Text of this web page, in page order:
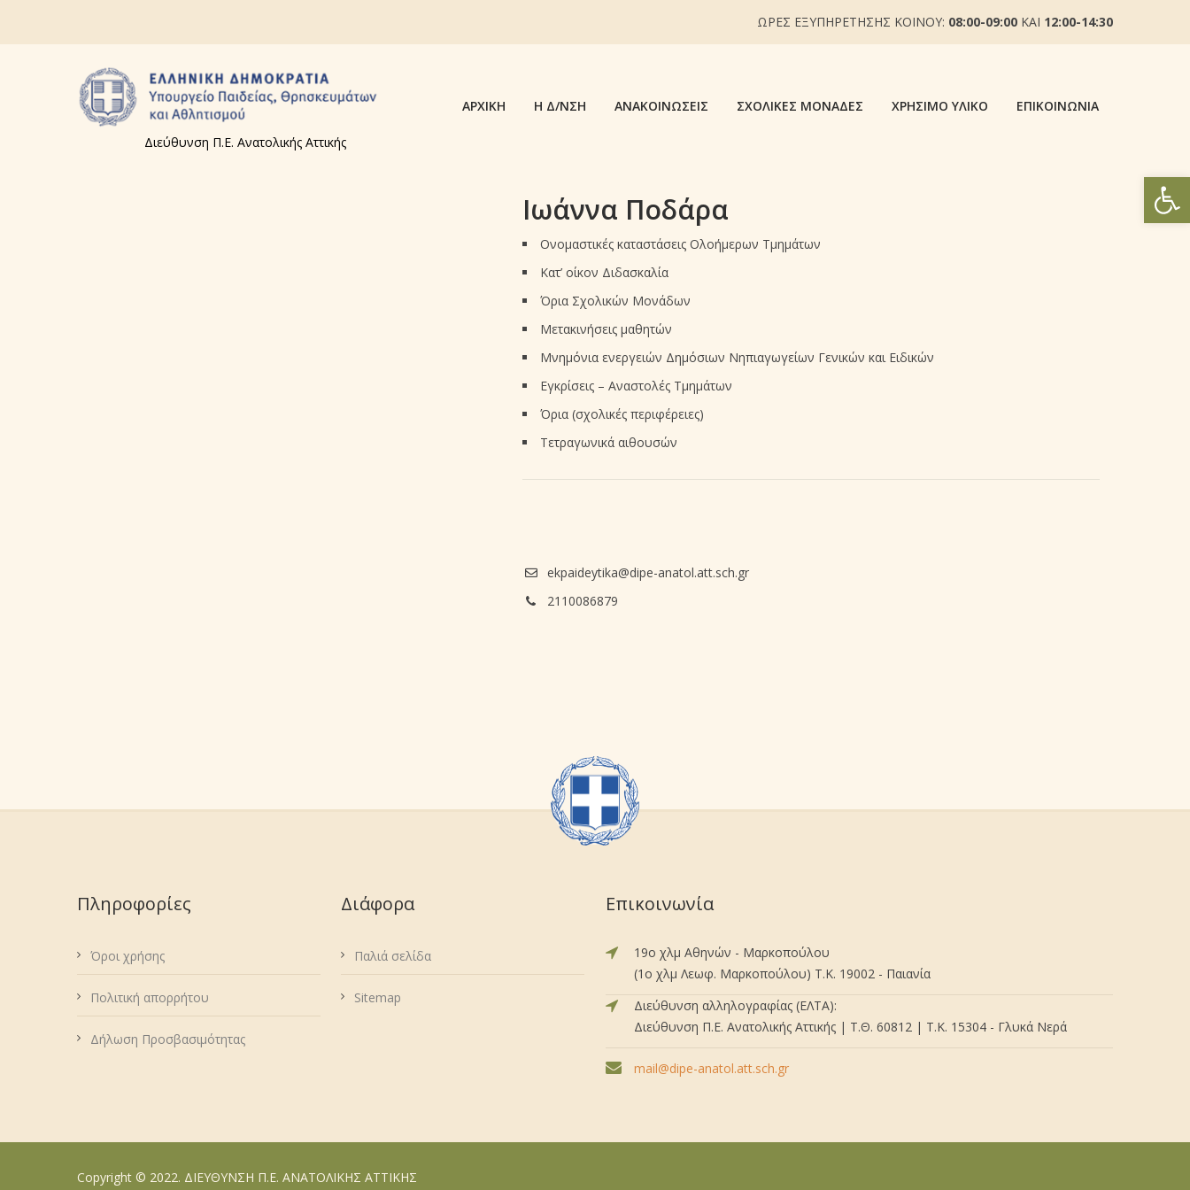
ΩΡΕΣ ΕΞΥΠΗΡΕΤΗΣΗΣ ΚΟΙΝΟΥ: 08:00-09:00 ΚΑΙ 12:00-14:30
Διεύθυνση Π.Ε. Ανατολικής Αττικής
ΑΡΧΙΚΉ Η Δ/ΝΣΗ ΑΝΑΚΟΙΝΏΣΕΙΣ ΣΧΟΛΙΚΈΣ ΜΟΝΆΔΕΣ ΧΡΉΣΙΜΟ ΥΛΙΚΌ ΕΠΙΚΟΙΝΩΝΊΑ
Ιωάννα Ποδάρα
Ονομαστικές καταστάσεις Ολοήμερων Τμημάτων
Κατ’ οίκον Διδασκαλία
Όρια Σχολικών Μονάδων
Μετακινήσεις μαθητών
Μνημόνια ενεργειών Δημόσιων Νηπιαγωγείων Γενικών και Ειδικών
Εγκρίσεις – Αναστολές Τμημάτων
Όρια (σχολικές περιφέρειες)
Τετραγωνικά αιθουσών
ekpaideytika@dipe-anatol.att.sch.gr
2110086879
Πληροφορίες
Όροι χρήσης
Πολιτική απορρήτου
Δήλωση Προσβασιμότητας
Διάφορα
Παλιά σελίδα
Sitemap
Επικοινωνία
19ο χλμ Αθηνών - Μαρκοπούλου
(1ο χλμ Λεωφ. Μαρκοπούλου) Τ.Κ. 19002 - Παιανία
Διεύθυνση αλληλογραφίας (ΕΛΤΑ):
Διεύθυνση Π.Ε. Ανατολικής Αττικής | Τ.Θ. 60812 | Τ.Κ. 15304 - Γλυκά Νερά
mail@dipe-anatol.att.sch.gr
Copyright © 2022. ΔΙΕΥΘΥΝΣΗ Π.Ε. ΑΝΑΤΟΛΙΚΗΣ ΑΤΤΙΚΗΣ